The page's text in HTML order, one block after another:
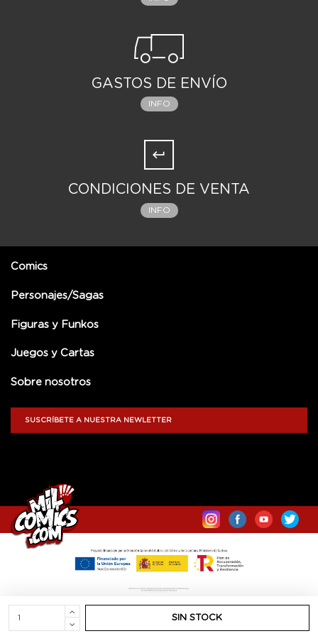
SIN STOCK
GASTOS DE ENVÍO
INFO
CONDICIONES DE VENTA
INFO
Comics
Personajes/Sagas
Figuras y Funkos
Juegos y Cartas
Sobre nosotros
SUSCRÍBETE A NUESTRA NEWLETTER